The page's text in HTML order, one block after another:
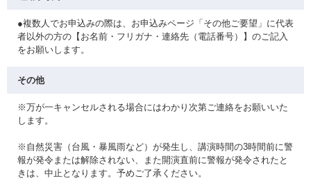
●複数人でお申込みの際は、お申込みページ「その他ご要望」に代表
者以外の方の【お名前・フリガナ・連絡先（電話番号）】のご記入
をお願いします。
その他
※万が一キャンセルされる場合にはわかり次第ご連絡をお願いいた
します。
※自然災害（台風・暴風雨など）が発生し、講演時間の3時間前に警
報が発令または解除されない、また開演直前に警報が発令されたと
きは、中止となります。予めご了承ください。